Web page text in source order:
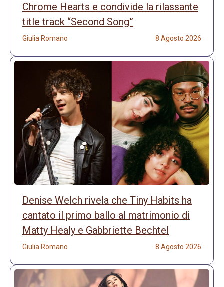
Chrome Hearts e condivide la rilassante
title track “Second Song”
Giulia Romano 8 Agosto 2026
Denise Welch rivela che Tiny Habits ha
cantato il primo ballo al matrimonio di
Matty Healy e Gabbriette Bechtel
Giulia Romano 8 Agosto 2026